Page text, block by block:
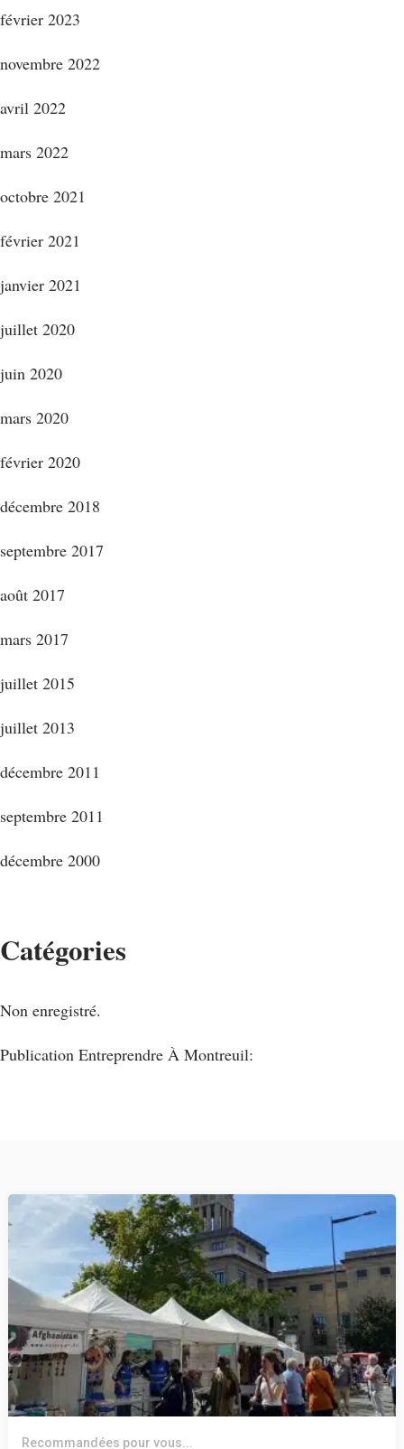
février 2023
novembre 2022
avril 2022
mars 2022
octobre 2021
février 2021
janvier 2021
juillet 2020
juin 2020
mars 2020
février 2020
décembre 2018
septembre 2017
août 2017
mars 2017
juillet 2015
juillet 2013
décembre 2011
septembre 2011
décembre 2000
Catégories
Non enregistré.
Publication Entreprendre À Montreuil:
Recommandées pour vous...